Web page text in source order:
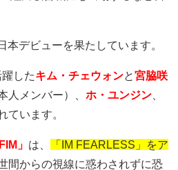
本デビューを果たしています。
したキム・チェウォンと宮脇咲
人メンバー）、 ホ・ユンジン
ています。
」 は、
「IM FEARLESS」をア
間からの視線に惑わされずに恐